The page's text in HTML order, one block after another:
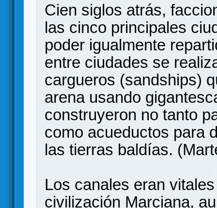
Cien siglos atrás,
las cinco principales
poder igualmente
entre ciudades se
cargueros (sandships)
arena usando
construyeron no tanto
como acueductos para
las tierras baldías.
Los canales eran
civilización Marciana,